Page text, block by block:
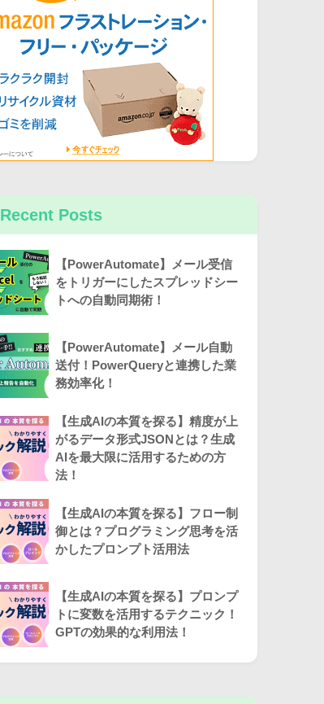
Recent Posts
【PowerAutomate】メール受信
をトリガーにしたスプレッドシー
トへの自動同期術！
【PowerAutomate】メール自動
送付！PowerQueryと連携した業
務効率化！
【生成AIの本質を探る】精度が上
がるデータ形式JSONとは？生成
AIを最大限に活用するための方
法！
【生成AIの本質を探る】フロー制
御とは？プログラミング思考を活
かしたプロンプト活用法
【生成AIの本質を探る】プロンプ
トに変数を活用するテクニック！
GPTの効果的な利用法！